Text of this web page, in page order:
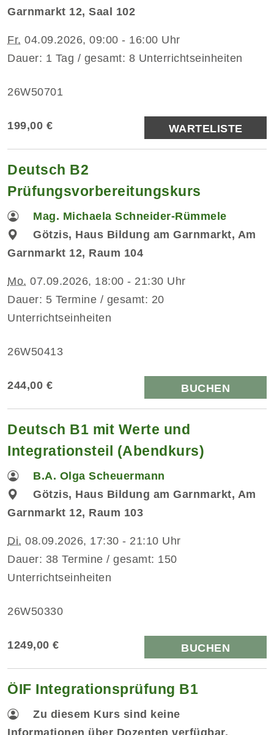
Garnmarkt 12, Saal 102
Fr. 04.09.2026, 09:00 - 16:00 Uhr
Dauer: 1 Tag / gesamt: 8 Unterrichtseinheiten
26W50701
199,00 € WARTELISTE
Deutsch B2
Prüfungsvorbereitungskurs
Mag. Michaela Schneider-Rümmele
Götzis, Haus Bildung am Garnmarkt, Am
Garnmarkt 12, Raum 104
Mo. 07.09.2026, 18:00 - 21:30 Uhr
Dauer: 5 Termine / gesamt: 20
Unterrichtseinheiten
26W50413
244,00 € BUCHEN
Deutsch B1 mit Werte und
Integrationsteil (Abendkurs)
B.A. Olga Scheuermann
Götzis, Haus Bildung am Garnmarkt, Am
Garnmarkt 12, Raum 103
Di. 08.09.2026, 17:30 - 21:10 Uhr
Dauer: 38 Termine / gesamt: 150
Unterrichtseinheiten
26W50330
1249,00 € BUCHEN
ÖIF Integrationsprüfung B1
Zu diesem Kurs sind keine